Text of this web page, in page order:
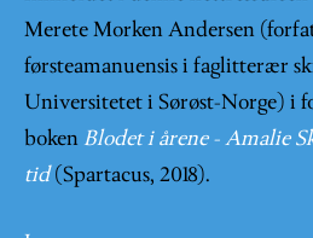
Merete Morken Andersen
førsteamanuensis i faglitterær
Universitetet i Sørøst-Norge) i
boken Blodet i årene - Amalie
tid (Spartacus, 2018).